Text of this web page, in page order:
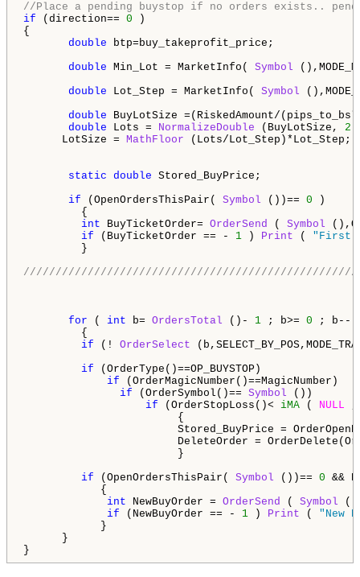
//Place a pending buystop if no orders exists..
if (direction== 0 )
{
double btp=buy_takeprofit_price;
double Min_Lot = MarketInfo( Symbol
double Lot_Step = MarketInfo( Symbol
double BuyLotSize =(RiskedAmount/
double Lots = NormalizeDouble (BuyLotSize, 2
LotSize = MathFloor (Lots/Lot_Step)*Lot_Step;
static double Stored_BuyPrice;
if (OpenOrdersThisPair( Symbol ())== 0 )
{
int BuyTicketOrder= OrderSend ( Symbol
if (BuyTicketOrder == - 1 ) Print ( "First
}
for ( int b= OrdersTotal ()- 1 ; b>= 0 ; b--)
{
if (! OrderSelect
if (OrderType()==OP_BUYSTOP)
if (OrderMagicNumber()==MagicNumber)
if (OrderSymbol()== Symbol ())
if (OrderStopLoss()< iMA ( NULL
{
Stored_BuyPrice =
DeleteOrder =
}
if (OpenOrdersThisPair( Symbol ())== 0 &&
{
int NewBuyOrder = OrderSend ( Symbol
if (NewBuyOrder == - 1 ) Print ( "New
}
}